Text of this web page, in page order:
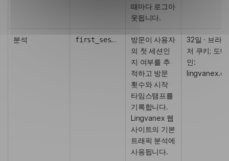
때마다 로그아
웃됩니다.
분석 first_session
방문이 사용자
의 첫 세션인
지 여부를 추
적하고 방문
횟수와 시작
타임스탬프를
기록합니다.
Lingvanex 웹
사이트의 기본
트래픽 분석에
사용됩니다.
32일 · 브라우
저 쿠키; 도메
인: